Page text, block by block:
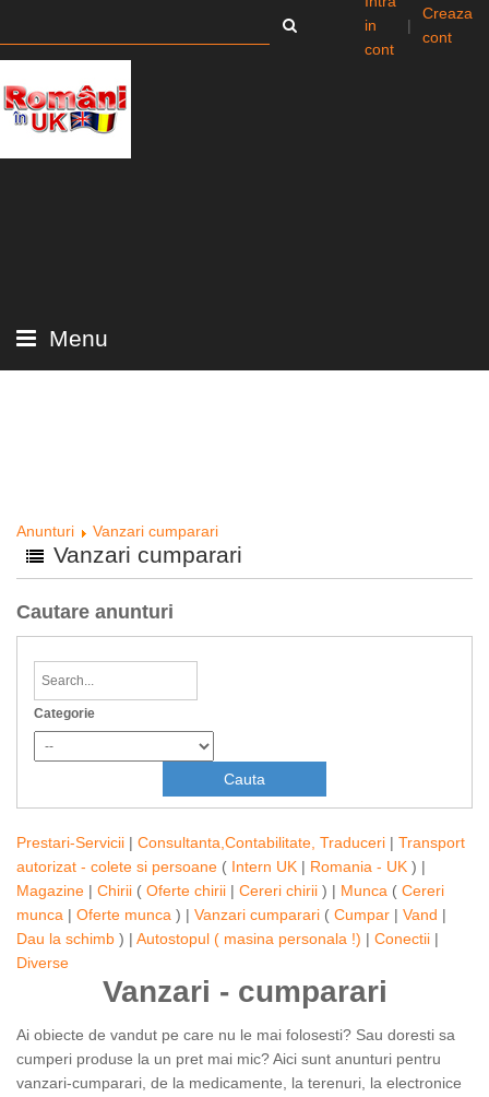
in
cont
|
Creaza
cont
Menu
Anunturi Vanzari cumparari
Vanzari cumparari
Cautare anunturi
Categorie
Prestari-Servicii | Consultanta,Contabilitate, Traduceri | Transport
autorizat - colete si persoane ( Intern UK | Romania - UK ) |
Magazine | Chirii ( Oferte chirii | Cereri chirii ) | Munca ( Cereri
munca | Oferte munca ) | Vanzari cumparari ( Cumpar | Vand |
Dau la schimb ) | Autostopul ( masina personala !) | Conectii |
Diverse
Vanzari - cumparari
Ai obiecte de vandut pe care nu le mai folosesti? Sau doresti sa
cumperi produse la un pret mai mic? Aici sunt anunturi pentru
vanzari-cumparari, de la medicamente, la terenuri, la electronice